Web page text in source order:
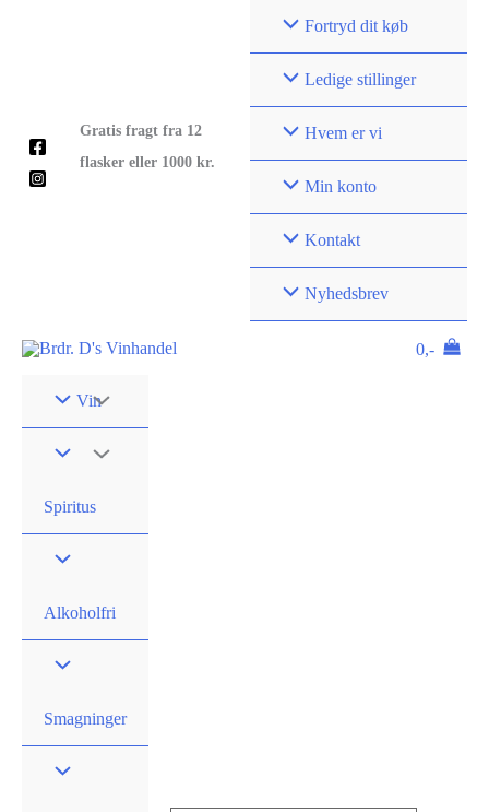
Gratis fragt fra 12
flasker eller 1000 kr.
Fortryd dit køb
Ledige stillinger
Hvem er vi
Min konto
Kontakt
Nyhedsbrev
0,-
Vin
Spiritus
Alkoholfri
Smagninger